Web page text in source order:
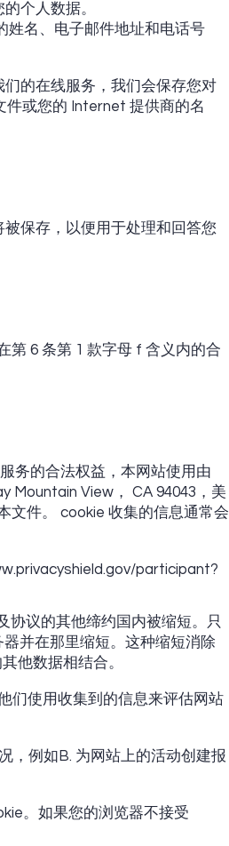
个人数据。
名、电子邮件地址和电话号
的在线服务，我们会保存您对
件或您的 Internet 提供商的名
保存，以便用于处理和回答您
第 6 条第 1 款字母 f 含义内的合
务的合法权益，本网站使用由
Mountain View， CA 94043，美
件。 cookie 收集的信息通常会
participant?
协议的其他缔约国内被缩短。只
并在那里缩短。这种缩短消除
他数据相结合。
们使用收集到的信息来评估网站
，例如B. 为网站上的活动创建报
。如果您的浏览器不接受